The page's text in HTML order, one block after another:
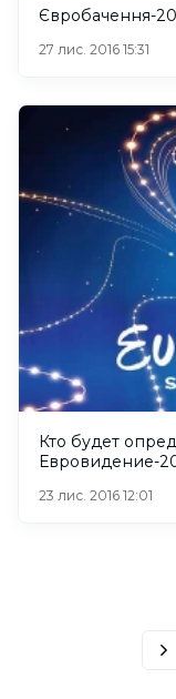
Євробачення-
27 лис. 2016 15:31
Кто будет
Евровидение-
23 лис. 2016 12:01